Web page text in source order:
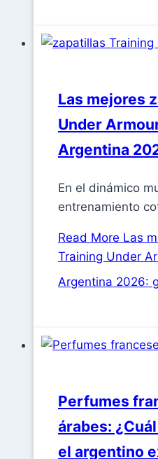
Las mejores
Under
Argentina
En el dinámico
entrenamiento
Read More Las
Training Under
Argentina 2026:
Perfumes
árabes:
el argentino